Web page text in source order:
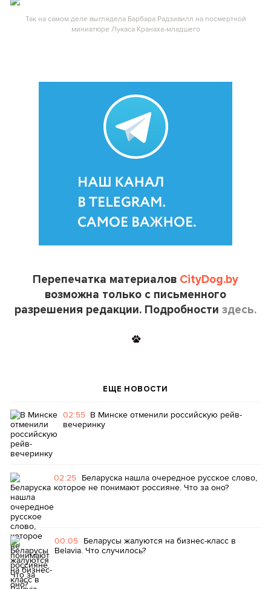
Так на самом деле выглядела Барбара Радзивилл на посмертной
миниатюре Лукаса Кранаха-младшего
Перепечатка материалов CityDog.by
возможна только с письменного
разрешения редакции. Подробности здесь.
ЕЩЕ НОВОСТИ
02:55 В Минске отменили российскую рейв-
вечеринку
02:25 Беларуска нашла очередное русское слово,
которое не понимают россияне. Что за оно?
00:05 Беларусы жалуются на бизнес-класс в
Belavia. Что случилось?